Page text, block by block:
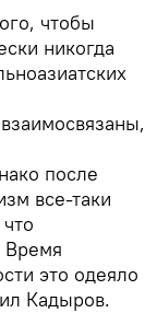
чтобы
никогда
после
все-таки
Время
это одеяло
Кадыров.